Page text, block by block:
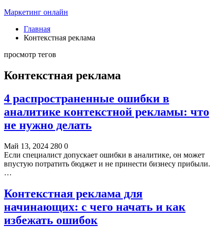
Маркетинг онлайн
Главная
Контекстная реклама
просмотр тегов
Контекстная реклама
4 распространенные ошибки в
аналитике контекстной рекламы: что
не нужно делать
Май 13, 2024 280 0
Если специалист допускает ошибки в аналитике, он может
впустую потратить бюджет и не принести бизнесу прибыли.
…
Контекстная реклама для
начинающих: с чего начать и как
избежать ошибок